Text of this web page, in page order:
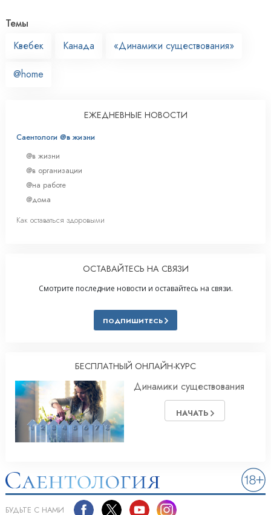
Темы
Квебек
Канада «Динамики существования»
@home
ЕЖЕДНЕВНЫЕ НОВОСТИ
Саентологи @в жизни
@в жизни
@в организации
@на работе
@дома
Как оставаться здоровыми
ОСТАВАЙТЕСЬ НА СВЯЗИ
Смотрите последние новости и оставайтесь на связи.
ПОДПИШИТЕСЬ
БЕСПЛАТНЫЙ ОНЛАЙН-КУРС
Динамики существования
НАЧАТЬ
БУДЬТЕ С НАМИ